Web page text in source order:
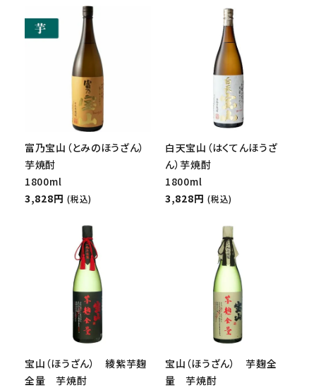
富乃宝山（とみのほうざん）
芋焼酎
1800ml
3,828円 (税込)
白天宝山（はくてんほうざ
ん）芋焼酎
1800ml
3,828円 (税込)
宝山（ほうざん） 綾紫芋麹
全量 芋焼酎
宝山（ほうざん） 芋麹全
量 芋焼酎